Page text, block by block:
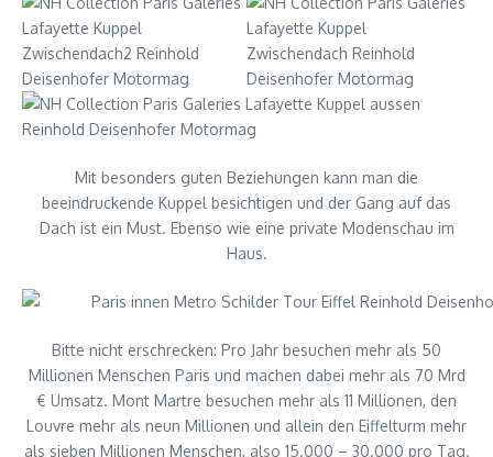
Mit besonders guten Beziehungen kann man die
beeindruckende Kuppel besichtigen und der Gang auf das
Dach ist ein Must. Ebenso wie eine private Modenschau im
Haus.
Bitte nicht erschrecken: Pro Jahr besuchen mehr als 50
Millionen Menschen Paris und machen dabei mehr als 70 Mrd
€ Umsatz. Mont Martre besuchen mehr als 11 Millionen, den
Louvre mehr als neun Millionen und allein den Eiffelturm mehr
als sieben Millionen Menschen, also 15.000 – 30.000 pro Tag.